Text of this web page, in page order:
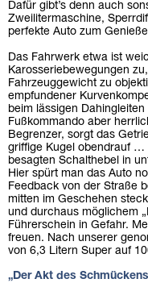
Dafür gibt’s denn auch
Zweilitermaschine,
perfekte Auto zum
Das Fahrwerk etwa ist
Karosseriebewegungen
Fahrzeuggewicht zu
empfundener
beim lässigen
Fußkommando aber
Begrenzer, sorgt das
griffige Kugel obendrauf …
besagten Schalthebel in
Hier spürt man das Auto
Feedback von der Straße
mitten im Geschehen
und durchaus möglichem
Führerschein in Gefahr.
freuen. Nach unserer
von 6,3 Litern Super auf
„Der Akt des